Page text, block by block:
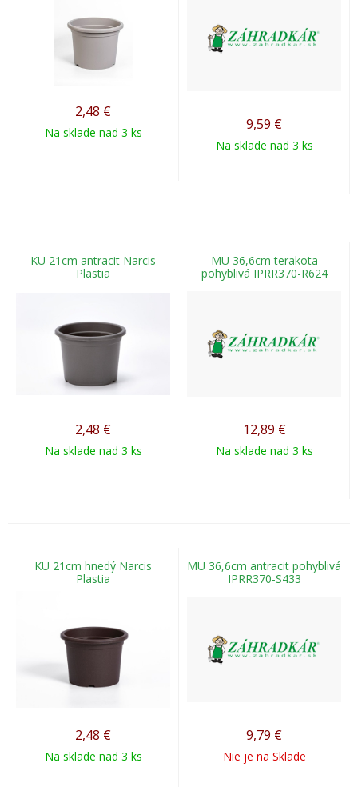
2,48 €
Na sklade nad 3 ks 9,59 €
Na sklade nad 3 ks
KU 21cm antracit Narcis
Plastia
2,48 €
Na sklade nad 3 ks
MU 36,6cm terakota
pohyblivá IPRR370-R624
12,89 €
Na sklade nad 3 ks
KU 21cm hnedý Narcis
Plastia
2,48 €
Na sklade nad 3 ks
MU 36,6cm antracit pohyblivá
IPRR370-S433
9,79 €
Nie je na Sklade